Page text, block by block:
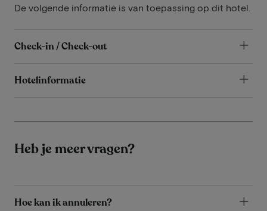
De volgende informatie is van toepassing op dit hotel.
Check-in / Check-out
Hotelinformatie
Heb je meer vragen?
Hoe kan ik annuleren?